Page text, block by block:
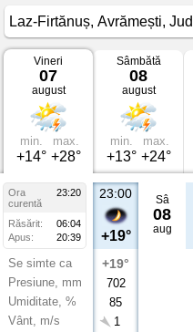
Vremea
Laz-
Firtănuș
Avrămești,
Județul
Harghita
Vineri
07
august
min.
+14°
max.
+28°
Sâmbătă
08
august
min.
+13°
max.
+24°
Ora
23:20
curentă
Răsărit:
06:04
Apus:
20:39
Se simte ca
Presiune, mm
Umiditate, %
Vânt, m/s
23:00
+19°
+19°
702
85
1
Sâ
08
aug